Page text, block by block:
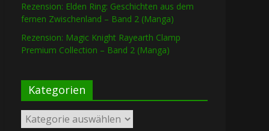
Rezension: Elden Ring: Geschichten aus dem
fernen Zwischenland – Band 2 (Manga)
Rezension: Magic Knight Rayearth Clamp
Premium Collection – Band 2 (Manga)
Kategorien
Kategorien